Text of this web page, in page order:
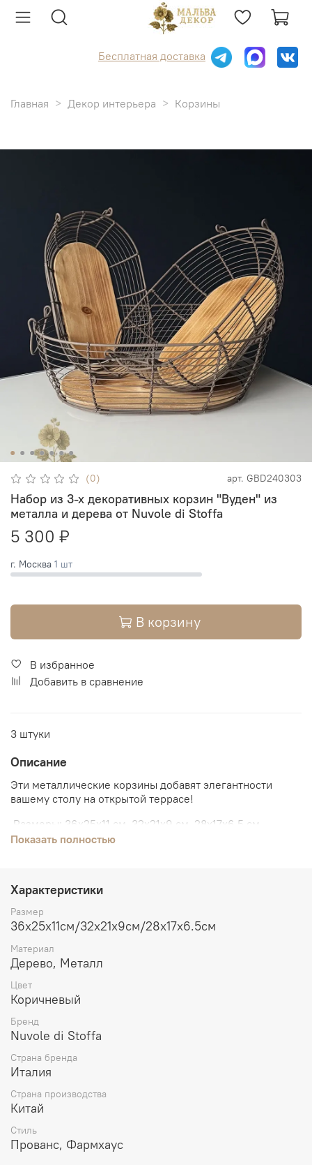
Бесплатная доставка
Главная Декор интерьера Корзины
(0) арт. GBD240303
Набор из 3-х декоративных корзин "Вуден" из
металла и дерева от Nuvole di Stoffa
5 300 ₽
г. Москва 1 шт
В корзину
В избранное
Добавить в сравнение
3 штуки
Описание
Эти металлические корзины добавят элегантности
вашему столу на открытой террасе!
Размеры: 36x25x11 см, 32x21x9 см, 28x17x6.5 см
Деревянное основание обеспечивает устойчивость и
итальянского бренда Nuvole di Stoffa.
Показать полностью
Характеристики
Размер
36x25x11см/32x21x9см/28x17x6.5см
Материал
Дерево, Металл
Цвет
Коричневый
Бренд
Nuvole di Stoffa
Страна бренда
Италия
Страна производства
Китай
Стиль
Прованс, Фармхаус